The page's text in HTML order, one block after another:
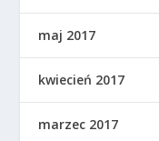
maj 2017
kwiecień 2017
marzec 2017